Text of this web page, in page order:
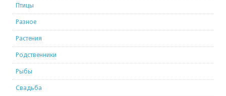
Птицы
Разное
Растения
Родственники
Рыбы
Свадьба